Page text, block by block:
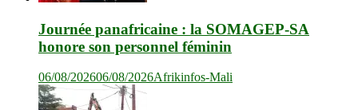
Journée panafricaine : la SOMAGEP-SA
honore son personnel féminin
06/08/202606/08/2026Afrikinfos-Mali